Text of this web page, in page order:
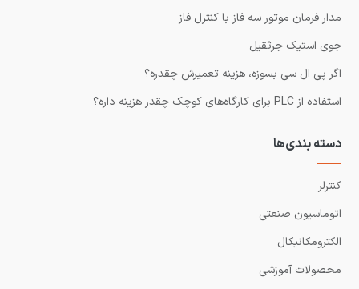
مدار فرمان موتور سه فاز با کنترل فاز
جوی استیک جرثقیل
اگر پی ال سی بسوزه، هزینه تعمیرش چقدره؟
استفاده از PLC برای کارگاه‌های کوچک چقدر هزینه داره؟
دسته بندی‌ها
کنترلر
اتوماسیون صنعتی
الکترومکانیکال
محصولات آموزشی